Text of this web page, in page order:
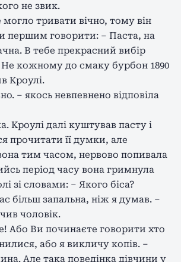
не звик.
могло тривати вічно, тому він
першим говорити: – Паста, на
В тебе прекрасний вибір
кожному до смаку бурбон 1890
Кроулі.
– якось невпевнено відповіла
Кроулі далі куштував пасту і
прочитати її думки, але
тим часом, нервово попивала
період часу вона гримнула
зі словами: – Якого біса?
більш запальна, ніж я думав. –
чоловік.
Або Ви починаєте говорити хто
або я викличу копів. –
Але така поведінка дівчини у